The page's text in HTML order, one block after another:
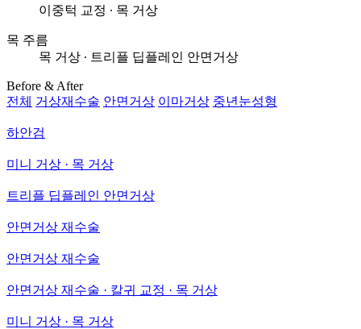
이중턱 교정 ∙ 목 거상
목 주름
목 거상 ∙ 트리플 딥플레인 안면거상
Before & After
전체 거상재수술 안면거상 이마거상 중년눈성형
하안검
미니 거상 · 목 거상
트리플 딥플레인 안면거상
안면거상 재수술
안면거상 재수술
안면거상 재수술 · 칼귀 교정 · 목 거상
미니 거상 · 목 거상